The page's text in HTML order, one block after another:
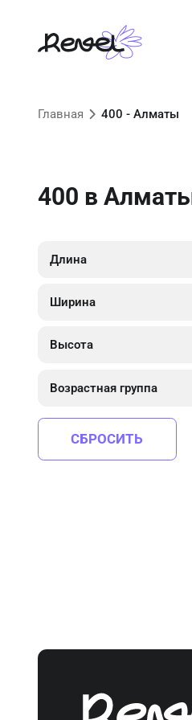
Главная 400 - Алматы
400 в
Длина
Ширина
Высота
Возрастная группа
СБРОСИТЬ